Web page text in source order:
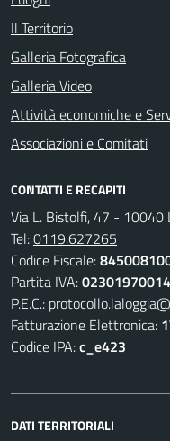
Il Territorio
Galleria Fotografica
Galleria Video
Attività economiche e
Associazioni e Comitati
CONTATTI E RECAPITI
Via L. Bistolfi, 47 - 10040
Tel:0119.627265
Codice Fiscale:
Partita IVA:02301970014
P.E.C.:
Fatturazione Elettronica:
Codice IPA:c_e423
DATI TERRITORIALI